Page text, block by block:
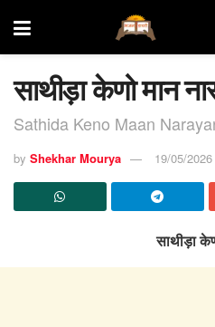
साथीड़ा केणो मान
Sathida Keno Maan
by Shekhar Mourya 19/05/2026
साथीड़ा